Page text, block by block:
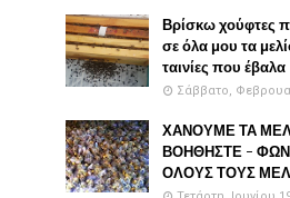
Βρίσκω χούφτες
σε όλα μου τα
ταινίες που έβαλα
Σάββατο,
ΧΑΝΟΥΜΕ ΤΑ
ΒΟΗΘΗΣΤΕ -
ΟΛΟΥΣ ΤΟΥΣ